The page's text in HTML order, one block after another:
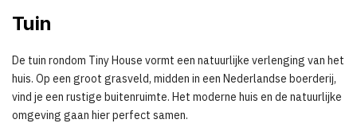
Tuin
De tuin rondom Tiny House vormt een natuurlijke verlenging van het
huis. Op een groot grasveld, midden in een Nederlandse boerderij,
vind je een rustige buitenruimte. Het moderne huis en de natuurlijke
omgeving gaan hier perfect samen.